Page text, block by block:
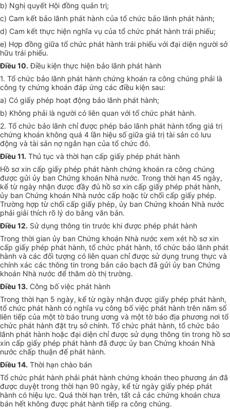
b) Nghị quyết Hội đồng quản trị;
c) Cam kết bảo lãnh phát hành của tổ chức bảo lãnh phát hành;
d) Cam kết thực hiện nghĩa vụ của tổ chức phát hành trái phiếu;
e) Hợp đồng giữa tổ chức phát hành trái phiếu với đại diện người sở
hữu trái phiếu.
Điều 10. Điều kiện thực hiện bảo lãnh phát hành
1. Tổ chức bảo lãnh phát hành chứng khoán ra công chúng phải là
công ty chứng khoán đáp ứng các điều kiện sau:
a) Có giấy phép hoạt động bảo lãnh phát hành;
b) Không phải là người có liên quan với tổ chức phát hành.
2. Tổ chức bảo lãnh chỉ được phép bảo lãnh phát hành tổng giá trị
chứng khoán không quá 4 lần hiệu số giữa giá trị tài sản có lưu
động và tài sản nợ ngắn hạn của tổ chức đó.
Điều 11. Thủ tục và thời hạn cấp giấy phép phát hành
Hồ sơ xin cấp giấy phép phát hành chứng khoán ra công chúng
được gửi ủy ban Chứng khoán Nhà nước. Trong thời hạn 45 ngày,
kể từ ngày nhận được đầy đủ hồ sơ xin cấp giấy phép phát hành,
ủy ban Chứng khoán Nhà nước cấp hoặc từ chối cấp giấy phép.
Trường hợp từ chối cấp giấy phép, ủy ban Chứng khoán Nhà nước
phải giải thích rõ lý do bằng văn bản.
Điều 12. Sử dụng thông tin trước khi được phép phát hành
Trong thời gian ủy ban Chứng khoán Nhà nước xem xét hồ sơ xin
cấp giấy phép phát hành, tổ chức phát hành, tổ chức bảo lãnh phát
hành và các đối tượng có liên quan chỉ được sử dụng trung thực và
chính xác các thông tin trong bản cáo bạch đã gửi ủy ban Chứng
khoán Nhà nước để thăm dò thị trường.
Điều 13. Công bố việc phát hành
Trong thời hạn 5 ngày, kể từ ngày nhận được giấy phép phát hành,
tổ chức phát hành có nghĩa vụ công bố việc phát hành trên năm số
liên tiếp của một tờ báo trung ương và một tờ báo địa phương nơi tổ
chức phát hành đặt trụ sở chính. Tổ chức phát hành, tổ chức bảo
lãnh phát hành hoặc đại diện chỉ được sử dụng thông tin trong hồ sơ
xin cấp giấy phép phát hành đã được ủy ban Chứng khoán Nhà
nước chấp thuận để phát hành.
Điều 14. Thời hạn chào bán
Tổ chức phát hành phải phát hành chứng khoán theo phương án đã
được duyệt trong thời hạn 90 ngày, kể từ ngày giấy phép phát
hành có hiệu lực. Quá thời hạn trên, tất cả các chứng khoán chưa
bán hết không được phát hành tiếp ra công chúng.